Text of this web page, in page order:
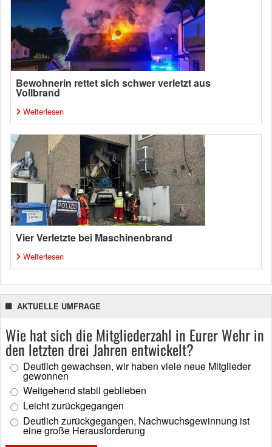
Bewohnerin rettet sich schwer verletzt aus
Vollbrand
Weiterlesen
Vier Verletzte bei Maschinenbrand
Weiterlesen
AKTUELLE UMFRAGE
Wie hat sich die Mitgliederzahl in Eurer Wehr in
den letzten drei Jahren entwickelt?
Deutlich gewachsen, wir haben viele neue Mitglieder
gewonnen
Weitgehend stabil geblieben
Leicht zurückgegangen
Deutlich zurückgegangen, Nachwuchsgewinnung ist
eine große Herausforderung